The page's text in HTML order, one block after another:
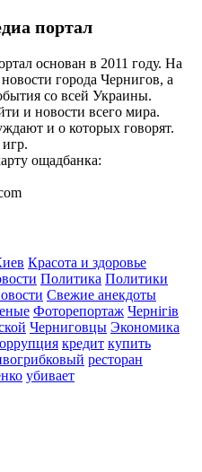
портал
основан в 2011 году. На
города Чернигов, а
со всей Украины.
и новости всего мира.
и о которых говорят.
ощадбанка:
Красота и здоровье
Политика Политики
Свежие анекдоты
Фоторепортаж Чернігів
Черниговцы Экономика
кредит купить
ресторан
убивает